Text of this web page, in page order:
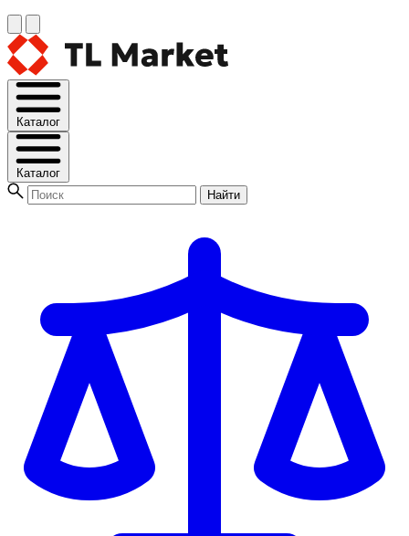
Каталог
Каталог
Найти